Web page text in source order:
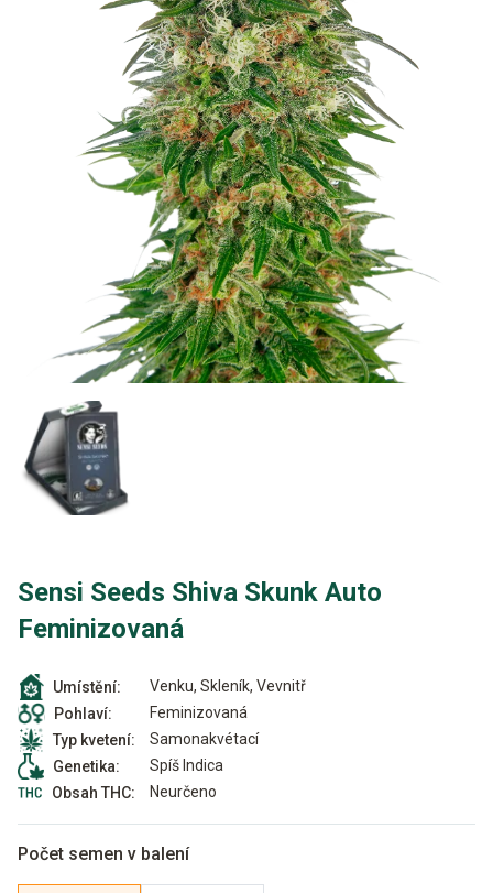
Sensi Seeds Shiva Skunk Auto
Feminizovaná
Umístění:
Venku, Skleník, Vevnitř
Pohlaví:
Feminizovaná
Typ kvetení:
Samonakvétací
Genetika:
Spíš Indica
Obsah THC:
Neurčeno
Počet semen v balení